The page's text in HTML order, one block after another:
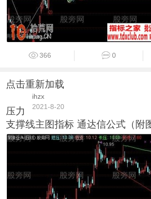
366 0
点击重新加载
ihzx
2021-8-20
压力
支撑线主图指标 通达信公式（附